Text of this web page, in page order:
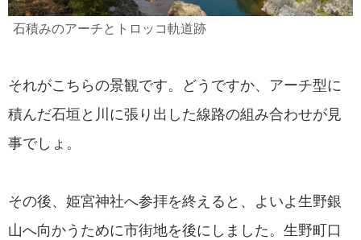
石積みのアーチとトロッコ軌道跡
それがこちらの景観です。どうですか、アーチ型に
積んだ石垣と川に張り出した線路の組み合わせが見
事でしょ。
その後、姫宮神社へ参拝を終えると、よいよ生野銀
山へ向かうために市街地を後にしました。生野町口